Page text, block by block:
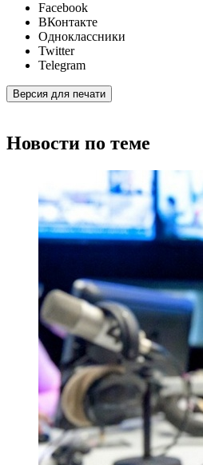
Facebook
ВКонтакте
Одноклассники
Twitter
Telegram
Версия для печати
Новости по теме